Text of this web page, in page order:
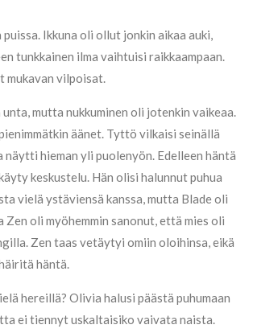
puissa. Ikkuna oli ollut jonkin aikaa auki,
tunkkainen ilma vaihtuisi raikkaampaan.
vilpoisat.
mutta nukkuminen oli jotenkin vaikeaa.
äänet. Tyttö vilkaisi seinällä
näytti hieman yli puolenyön. Edelleen häntä
keskustelu. Hän olisi halunnut puhua
vielä ystäviensä kanssa, mutta Blade oli
Zen oli myöhemmin sanonut, että mies oli
Zen taas vetäytyi omiin oloihinsa, eikä
häntä.
hereillä? Olivia halusi päästä puhumaan
ei tiennyt uskaltaisiko vaivata naista.